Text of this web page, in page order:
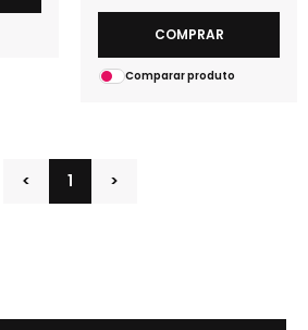
COMPRAR
Comparar produto
< 1 >